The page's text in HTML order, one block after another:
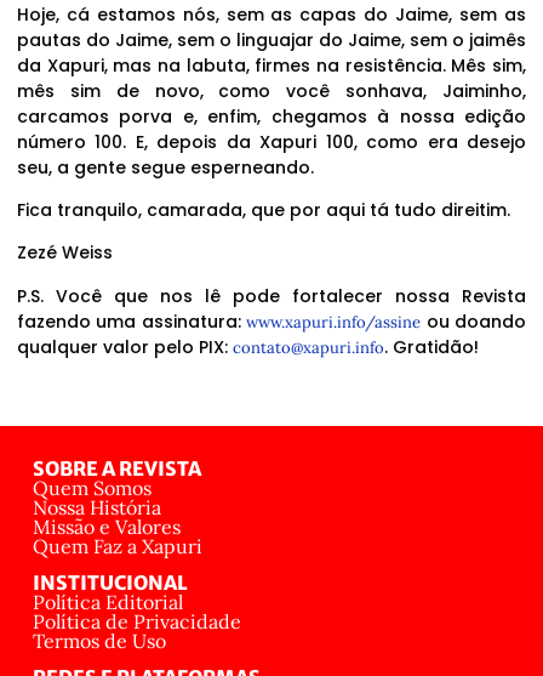
Hoje, cá estamos nós, sem as capas do Jaime, sem as
pautas do Jaime, sem o linguajar do Jaime, sem o jaimês
da Xapuri, mas na labuta, firmes na resistência. Mês sim,
mês sim de novo, como você sonhava, Jaiminho,
carcamos porva e, enfim, chegamos à nossa edição
número 100. E, depois da Xapuri 100, como era desejo
seu, a gente segue esperneando.
Fica tranquilo, camarada, que por aqui tá tudo direitim.
Zezé Weiss
P.S. Você que nos lê pode fortalecer nossa Revista
fazendo uma assinatura:www.xapuri.info/assine ou doando
qualquer valor pelo PIX: contato@xapuri.info. Gratidão!
SOBRE A REVISTA
Quem Somos
Nossa História
Missão e Valores
Quem Faz a Xapuri
INSTITUCIONAL
Política Editorial
Política de Privacidade
Termos de Uso